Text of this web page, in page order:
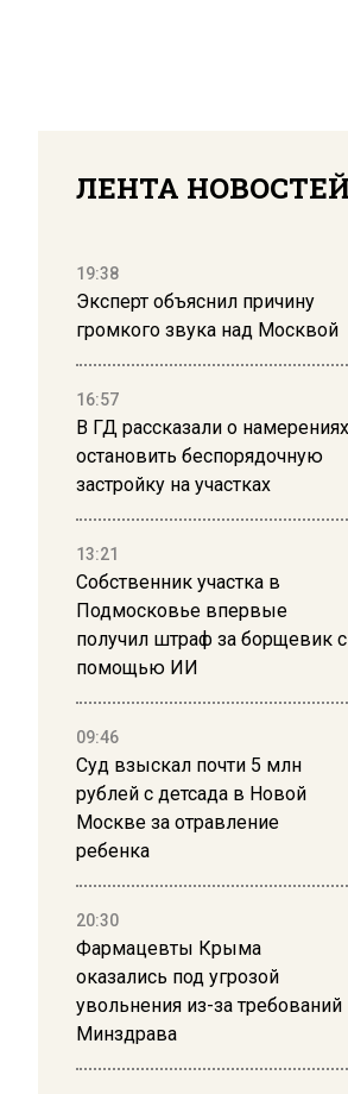
ЛЕНТА
19:38
Эксперт объяснил причину
громкого звука над Москвой
16:57
В ГД рассказали о намерениях
остановить беспорядочную
застройку на участках
13:21
Собственник участка в
Подмосковье впервые
получил штраф за борщевик с
помощью ИИ
09:46
Суд взыскал почти 5 млн
рублей с детсада в Новой
Москве за отравление
ребенка
20:30
Фармацевты Крыма
оказались под угрозой
увольнения из-за требований
Минздрава